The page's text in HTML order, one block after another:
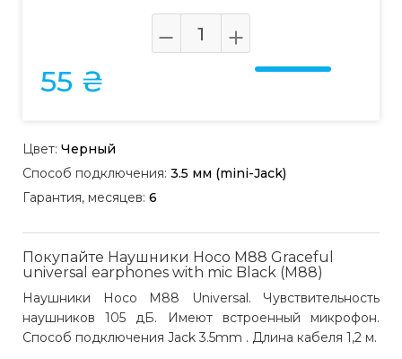
55 ₴
Цвет: Черный
Способ подключения: 3.5 мм (mini-Jack)
Гарантия, месяцев: 6
Покупайте Наушники Hoco M88 Graceful
universal earphones with mic Black (M88)
Наушники Hoco M88 Universal. Чувствительность
наушников 105 дБ. Имеют встроенный микрофон.
Способ подключения Jack 3.5mm . Длина кабеля 1,2 м.